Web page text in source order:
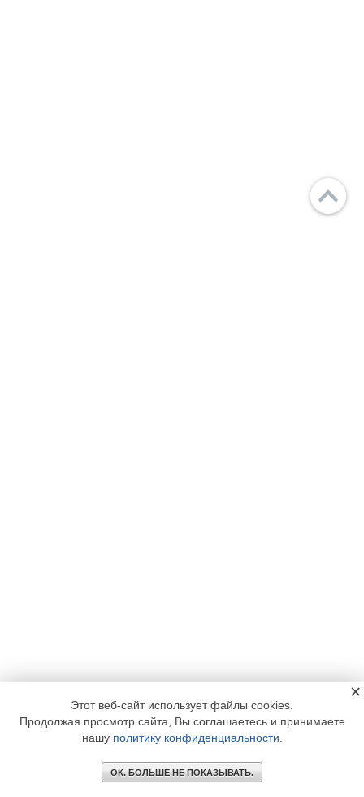
Этот веб-сайт использует файлы cookies.
Продолжая просмотр сайта, Вы соглашаетесь и принимаете
нашу политику конфиденциальности
ОК. БОЛЬШЕ НЕ ПОКАЗЫВАТЬ.
×